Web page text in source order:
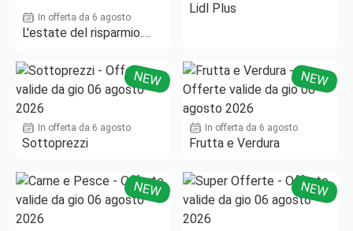
In offerta da 6 agosto
L'estate del risparmio.
Lidl Plus
NEW
In offerta da 6 agosto
Sottoprezzi
NEW
In offerta da 6 agosto
Frutta e Verdura
NEW NEW